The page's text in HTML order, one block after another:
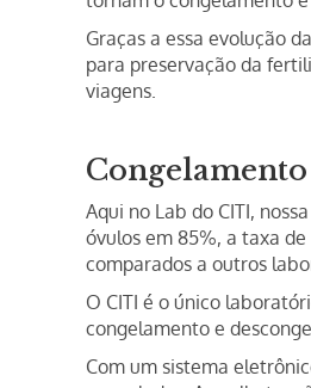
Graças a essa evolução
para preservação da
viagens.
Aqui no Lab do CITI,
óvulos em 85%, a taxa
comparados a outros
O CITI é o único
congelamento e
Com um sistema